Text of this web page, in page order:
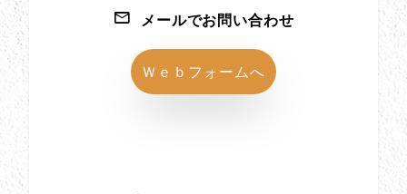
メールでお問い合わせ
Ｗｅｂフォームへ